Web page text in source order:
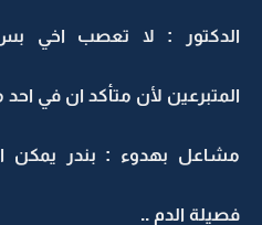
الدكتور : لا تعصب اخي
المتبرعين لأن متأكد ان في
مشاعل بهدوء : بندر يمكن
فصيلة الدم ..